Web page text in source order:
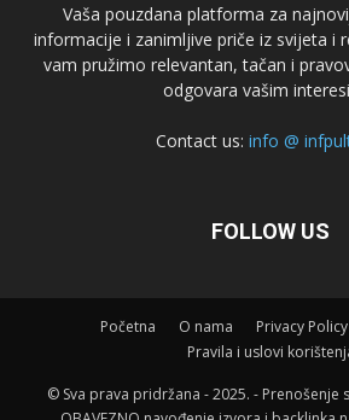
Vaša pouzdana platforma za
informacije i zanimljive priče iz svijeta i
vam pružimo relevantan, tačan i
odgovara vašim
Contact us: info @
FOLLOW US
Početna O nama Privacy Policy
Pravila i uslovi
© Sva prava pridržana - 2025. - Prenošenje